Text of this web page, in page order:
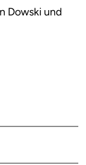
Dowski und